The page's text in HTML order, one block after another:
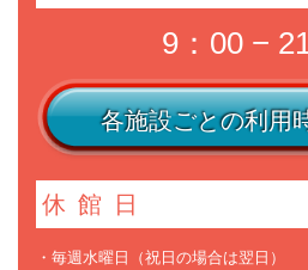
9：00 −
各施設ごとの利用
休館日
・毎週水曜日（祝日の場合は翌日）